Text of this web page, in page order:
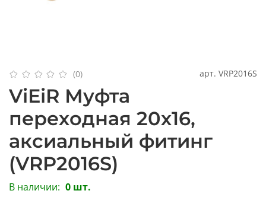
(0) арт. VRP2016S
ViEiR Муфта
переходная 20х16,
аксиальный фитинг
(VRP2016S)
В наличии: 0 шт.